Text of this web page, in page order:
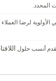
المحدد.
الأولوية لرضا
أنسب حلول